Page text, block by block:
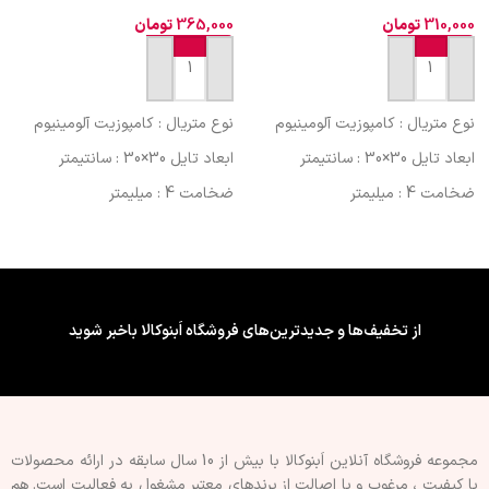
310,000تومان
افزودن به سبد خرید
نوع متریال : کامپوزیت آلومینیوم
ابعاد تایل 30×30 : سانتیمتر
ضخامت 4 : میلیمتر
ویژگی چسب پشت تایل/پنل : فوم
365,000تومان
افزودن به سبد خرید
نوع متریال : کامپوزیت آلومینیوم
ابعاد تایل 30×30 : سانتیمتر
ضخامت 4 : میلیمتر
ویژگی چسب پشت تایل/پنل : فوم
دار
از تخفیف‌ها و جدیدترین‌های فروشگاه اَبنوکالا باخبر شوید
مجموعه فروشگاه آنلاین اَبنوکالا با بیش از 10 سال سابقه در ارائه محصولات